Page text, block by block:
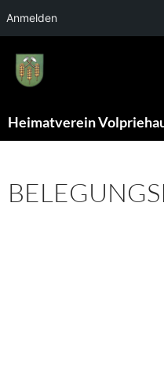
Anmelden
Inhalt
springen
Heimatverein